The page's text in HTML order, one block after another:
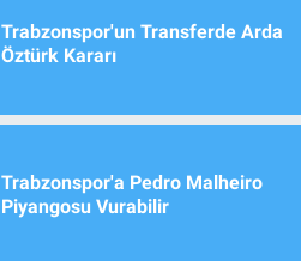
Trabzonspor'un Transferde Arda
Öztürk Kararı
Trabzonspor'a Pedro Malheiro
Piyangosu Vurabilir